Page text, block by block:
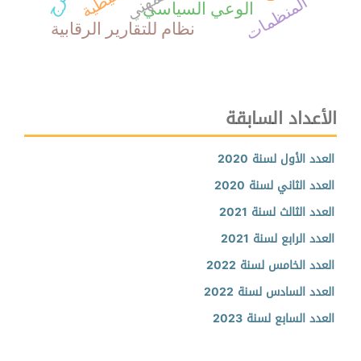
نظام للتقارير الرقابية المنظماتالوعي السياسي
الأعداد السابقة
العدد الأول لسنة 2020
العدد الثاني لسنة 2020
العدد الثالث لسنة 2021
العدد الرابع لسنة 2021
العدد الخامس لسنة 2022
العدد السادس لسنة 2022
العدد السابع لسنة 2023